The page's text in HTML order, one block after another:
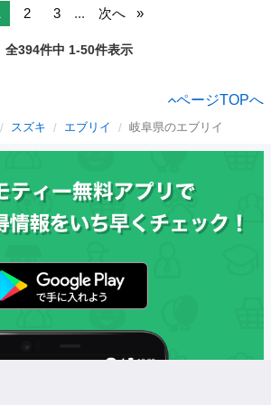
2 3 ... 次へ
全394件中 1-50件表示
ページTOPへ
スズキ エブリイ 岐阜県のエブリイ